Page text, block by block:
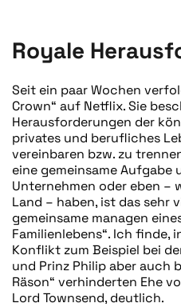
Royale
Seit ein paar Wochen
Crown“ auf Netflix. Sie
Herausforderungen der
privates und berufliches
vereinbaren bzw. zu
eine gemeinsame
Unternehmen oder eben –
Land – haben, ist das sehr
gemeinsame managen
Familienlebens“. Ich finde,
Konflikt zum Beispiel bei
und Prinz Philip aber auch
Räson“ verhinderten Ehe
Lord Townsend, deutlich.